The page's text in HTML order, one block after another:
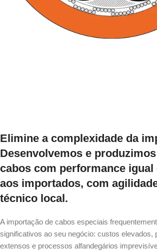
Elimine a complexidade da
Desenvolvemos e
cabos com performance
aos importados, com
técnico local.
A importação de cabos especiais
significativos ao seu negócio: custos elevados,
extensos e processos alfandegários